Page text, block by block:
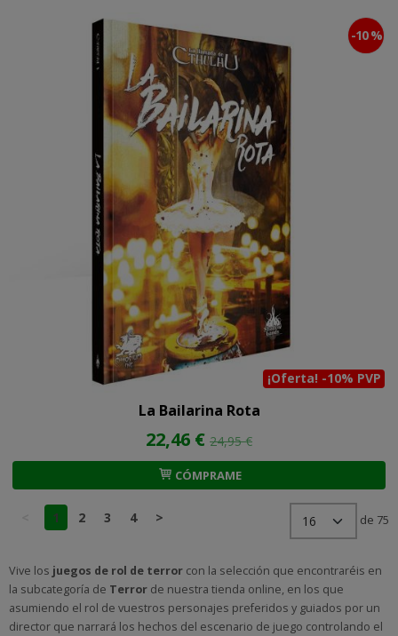
¡Oferta! -10% PVP
-10 %
La Bailarina Rota
22,46 € 24,95 €
CÓMPRAME
1 2 3 4 > de 75
Vive los juegos de rol de terror con la selección que encontraréis en
la subcategoría de Terror de nuestra tienda online, en los que
asumiendo el rol de vuestros personajes preferidos y guiados por un
director que narrará los hechos del escenario de juego controlando el